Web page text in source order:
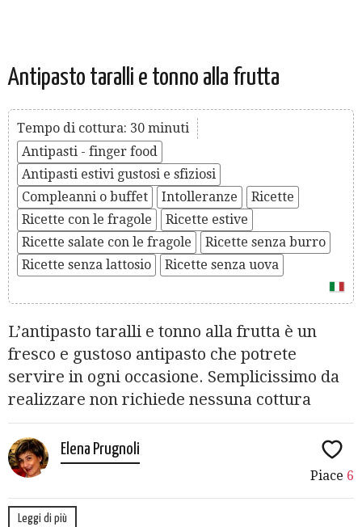
Antipasto taralli e tonno alla frutta
Tempo di cottura: 30 minuti
Antipasti - finger food
Antipasti estivi gustosi e sfiziosi
Compleanni o buffet
Intolleranze
Ricette
Ricette con le fragole
Ricette estive
Ricette salate con le fragole
Ricette senza burro
Ricette senza lattosio
Ricette senza uova
L’antipasto taralli e tonno alla frutta è un
fresco e gustoso antipasto che potrete
servire in ogni occasione. Semplicissimo da
realizzare non richiede nessuna cottura
Elena Prugnoli
Piace 6
Leggi di più